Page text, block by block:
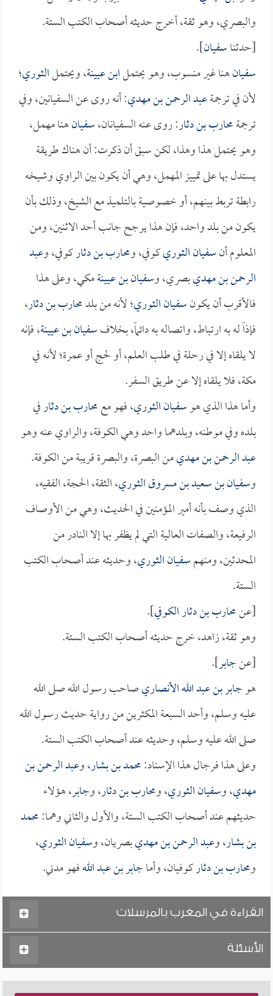
والبصري، وهو ثقة، أخرج حديثه أصحاب الكتب الستة.
[حدثناسفيان].
سفيانهنا غير منسوب، وهو يحتملابن عيينة، ويحتملالثوري؛
لأن في ترجمةعبد الرحمن بن مهدي: أنه روى عن السفيانين، وفي
ترجمةمحارب بن دثار: روى عنه السفيانان،سفيانهنا مهمل،
وهو يحتمل هذا وهذا، لكن سبق أن ذكرت: أن هناك طريقة
يستدل بها على تمييز المهمل، وهي أن يكون بين الراوي وشيخه
رابطة تربط بينهم، أو خصوصية بالتلميذ مع الشيخ، وذلك بأن
يكون من بلد واحد، فإن هذا يرجح جانب أحد الاثنين، ومن
المعلوم أنسفيان الثوريكوفي، ومحارب بن دثاركوفي، وعبد
الرحمن بن مهديبصري، وسفيان بن عيينةمكي، وعلى هذا
فالأقرب أن يكونسفيان الثوري؛ لأنه من بلدمحارب بن دثار،
فإذاً له به ارتباط، واتصاله به دائماً، بخلافسفيان بن عيينة، فإنه
لا يلقاه إلا في رحلة في طلب العلم، أو لحج أو عمرة؛ لأنه في
مكة، فلا يلقاه إلا عن طريق السفر.
وأما هذا الذي هوسفيان الثوري، فهو معمحارب بن دثارفي
بلده وفي موطنه، وبلدهما واحد وهي الكوفة، والراوي عنه وهو
عبد الرحمن بن مهديمن البصرة، والبصرة قريبة من الكوفة.
وسفيان بن سعيد بن مسروق الثوري، الثقة، الحجة، الفقيه،
الذي وصف بأنه أمير المؤمنين في الحديث، وهي من الأوصاف
الرفيعة، والصفات العالية التي لم يظفر بها إلا النادر من
المحدثين، ومنهمسفيان الثوري، وحديثه عند أصحاب الكتب
الستة.
[عنمحارب بن دثار الكوفي].
وهو ثقة، زاهد، خرج حديثه أصحاب الكتب الستة.
[عنجابر].
هوجابر بن عبد الله الأنصاريصاحب رسول الله صلى الله
عليه وسلم، وأحد السبعة المكثرين من رواية حديث رسول الله
صلى الله عليه وسلم، وحديثه عند أصحاب الكتب الستة.
وعلى هذا فرجال هذا الإسناد:محمد بن بشار، وعبد الرحمن بن
مهدي، وسفيان الثوري، ومحارب بن دثار، وجابر، هؤلاء
حديثهم عند أصحاب الكتب الستة، والأول والثاني وهما:محمد
بن بشار، وعبد الرحمن بن مهديبصريان، وسفيان الثوري،
ومحارب بن دثاركوفيان، وأماجابر بن عبد اللهفهو مدني.
القراءة في المغرب بالمرسلات
الأسئلة